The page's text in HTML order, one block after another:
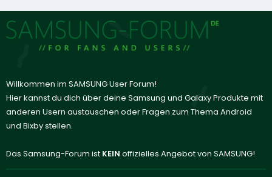
Willkommen im SAMSUNG User Forum!
Hier kannst du dich über deine Samsung und Galaxy Produkte mit
anderen Usern austauschen oder Fragen zum Thema Android
und Bixby stellen.
Das Samsung-Forum ist KEIN offizielles Angebot von SAMSUNG!